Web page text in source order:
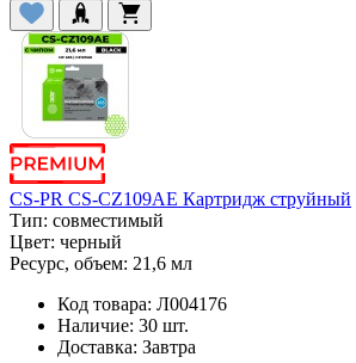
CS-PR CS-CZ109AE Картридж струйный
Тип: совместимый
Цвет: черный
Ресурс, объем: 21,6 мл
Код товара: Л004176
Наличие: 30 шт.
Доставка: Завтра